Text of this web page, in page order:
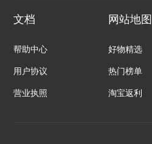
文档
帮助中心
用户协议
营业执照
网站地图
好物精选
热门榜单
淘宝返利